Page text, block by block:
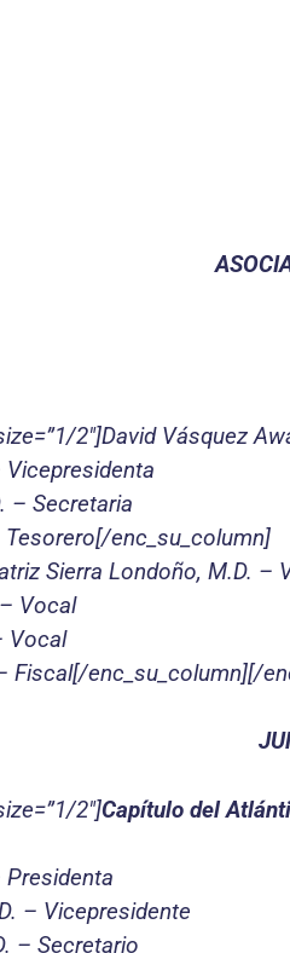
2″]David Vásquez
– Secretaria
enc_su_column]
Sierra Londoño, M.D. –
Vocal
Vocal
Fiscal[/enc_su_column][/
2″]Capítulo del
– Vicepresidente
– Secretario